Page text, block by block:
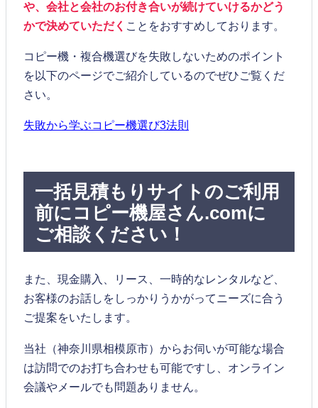
や、会社と会社のお付き合いが続けていけるかどう
かで決めていただく ことをおすすめしております。
コピー機・複合機選びを失敗しないためのポイント
を以下のページでご紹介しているのでぜひご覧くだ
さい。
失敗から学ぶコピー機選び3法則
一括見積もりサイトのご利用
前にコピー機屋さん.comに
ご相談ください！
また、現金購入、リース、一時的なレンタルなど、
お客様のお話しをしっかりうかがってニーズに合う
ご提案をいたします。
当社（神奈川県相模原市）からお伺いが可能な場合
は訪問でのお打ち合わせも可能ですし、オンライン
会議やメールでも問題ありません。